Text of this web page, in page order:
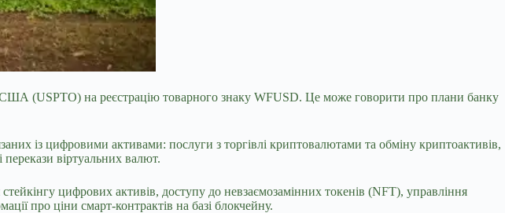
(USPTO) на реєстрацію товарного знаку WFUSD. Це може говорити про плани банку
із цифровими активами: послуги з торгівлі криптовалютами та обміну криптоактивів,
перекази віртуальних валют.
цифрових активів, доступу до невзаємозамінних токенів (NFT), управління
про ціни смарт-контрактів на базі блокчейну.